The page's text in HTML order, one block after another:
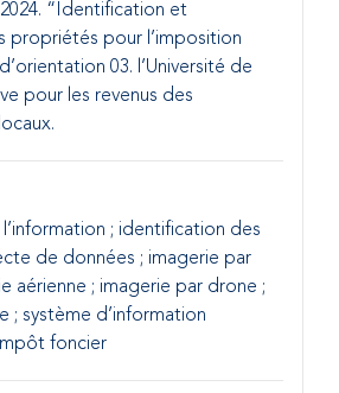
2024. “Identification et
propriétés pour l’imposition
03. l’Université de
pour les revenus des
; identification des
de données ; imagerie par
aérienne ; imagerie par drone ;
; système d’information
foncier